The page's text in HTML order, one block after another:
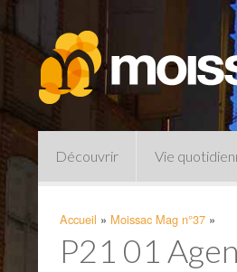
Découvrir Vie
Accueil » Moissac Mag n°37 »
P21 01